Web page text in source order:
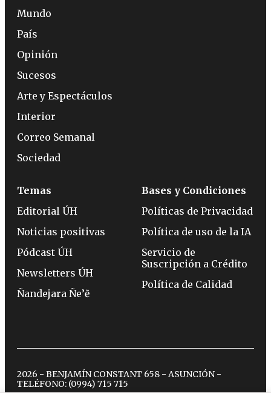
Mundo
País
Opinión
Sucesos
Arte y Espectáculos
Interior
Correo Semanal
Sociedad
Temas
Editorial ÚH
Noticias positivas
Pódcast ÚH
Newsletters ÚH
Ñandejara Ñe’ẽ
Bases y Condiciones
Políticas de Privacidad
Política de uso de la IA
Servicio de
Suscripción a Crédito
Política de Calidad
2026 - BENJAMÍN CONSTANT 658 - ASUNCIÓN -
TELÉFONO: (0994) 715 715